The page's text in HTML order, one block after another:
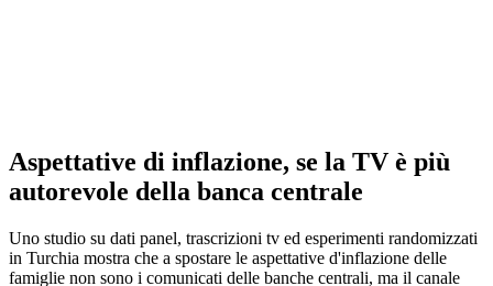
Aspettative di inflazione, se la TV è più
autorevole della banca centrale
Uno studio su dati panel, trascrizioni tv ed esperimenti randomizzati
in Turchia mostra che a spostare le aspettative d'inflazione delle
famiglie non sono i comunicati delle banche centrali, ma il canale